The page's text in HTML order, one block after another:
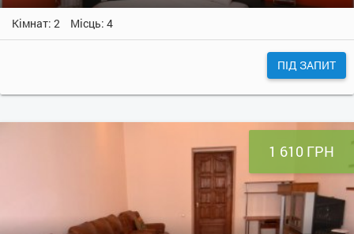
Кімнат: 2 Місць: 4
ПІД ЗАПИТ
1 610 ГРН